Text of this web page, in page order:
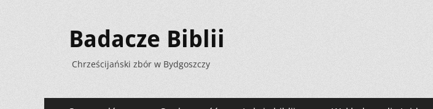
Badacze Biblii
Chrześcijański zbór w Bydgoszczy